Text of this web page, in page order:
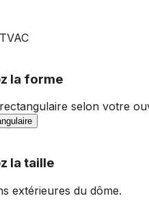
TVAC
la forme
selon votre
la taille
extérieures du dôme.